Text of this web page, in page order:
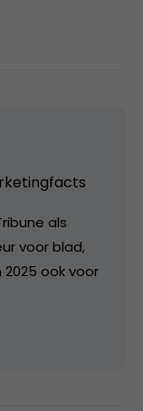
als
voor blad,
ook voor